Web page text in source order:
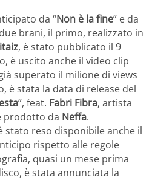
da “Non è la fine” e da
brani, il primo, realizzato in
, è stato pubblicato il 9
è uscito anche il video clip
superato il milione di views
è stata la data di release del
”, feat. Fabri Fibra, artista
prodotto da Neffa.
stato reso disponibile anche il
rispetto alle regole
quasi un mese prima
è stata annunciata la